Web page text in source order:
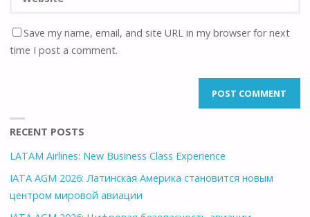
Save my name, email, and site URL in my browser for next
time I post a comment.
RECENT POSTS
LATAM Airlines: New Business Class Experience
IATA AGM 2026: Латинская Америка становится новым
центром мировой авиации